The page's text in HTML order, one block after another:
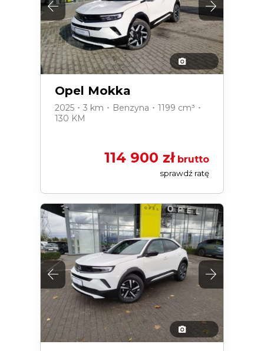
Opel Mokka
2025 ･ 3 km ･ Benzyna ･ 1199 cm³ ･
130 KM
114 900 złbrutto
sprawdź ratę